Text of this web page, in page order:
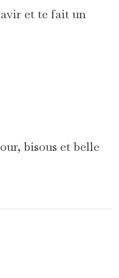
et te fait un
bisous et belle